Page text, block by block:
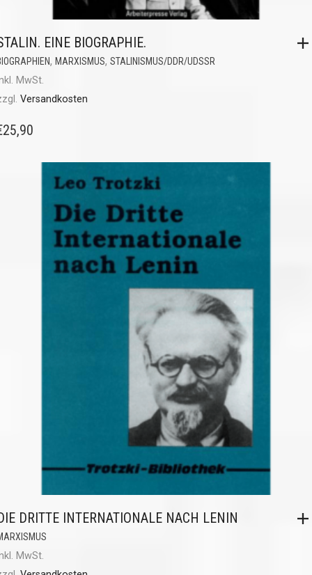
EINE BIOGRAPHIE.
, MARXISMUS, STALINISMUS/DDR/UDSSR
MwSt.
Versandkosten
25,90
DRITTE INTERNATIONALE NACH LENIN
MwSt.